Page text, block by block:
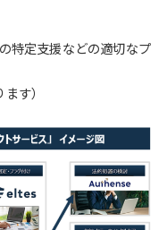
特定支援などの適切なプ
す）